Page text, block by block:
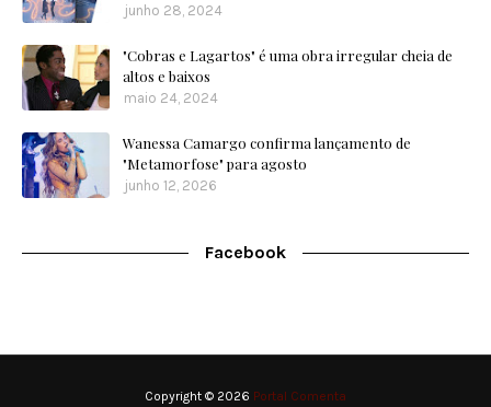
junho 28, 2024
"Cobras e Lagartos" é uma obra irregular cheia de
altos e baixos
maio 24, 2024
Wanessa Camargo confirma lançamento de
"Metamorfose" para agosto
junho 12, 2026
Facebook
Copyright © 2026 Portal Comenta